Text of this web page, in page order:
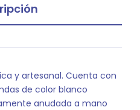
y artesanal. Cuenta con
de color blanco
anudada a mano